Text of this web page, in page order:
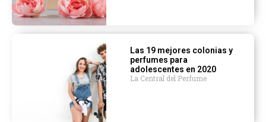
Las 19 mejores colonias y
perfumes para
adolescentes en 2020
La Central del Perfume